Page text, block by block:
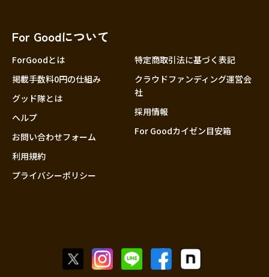
大分
For Goodについて
ForGoodとは
掲載手数料0円の仕組み
グッド隊とは
ヘルプ
お問い合わせフォーム
利用規約
プライバシーポリシー
特定商取引法に基づく表記
クラウドファンディング運営会
社
採用情報
For Goodカイゼン目安箱